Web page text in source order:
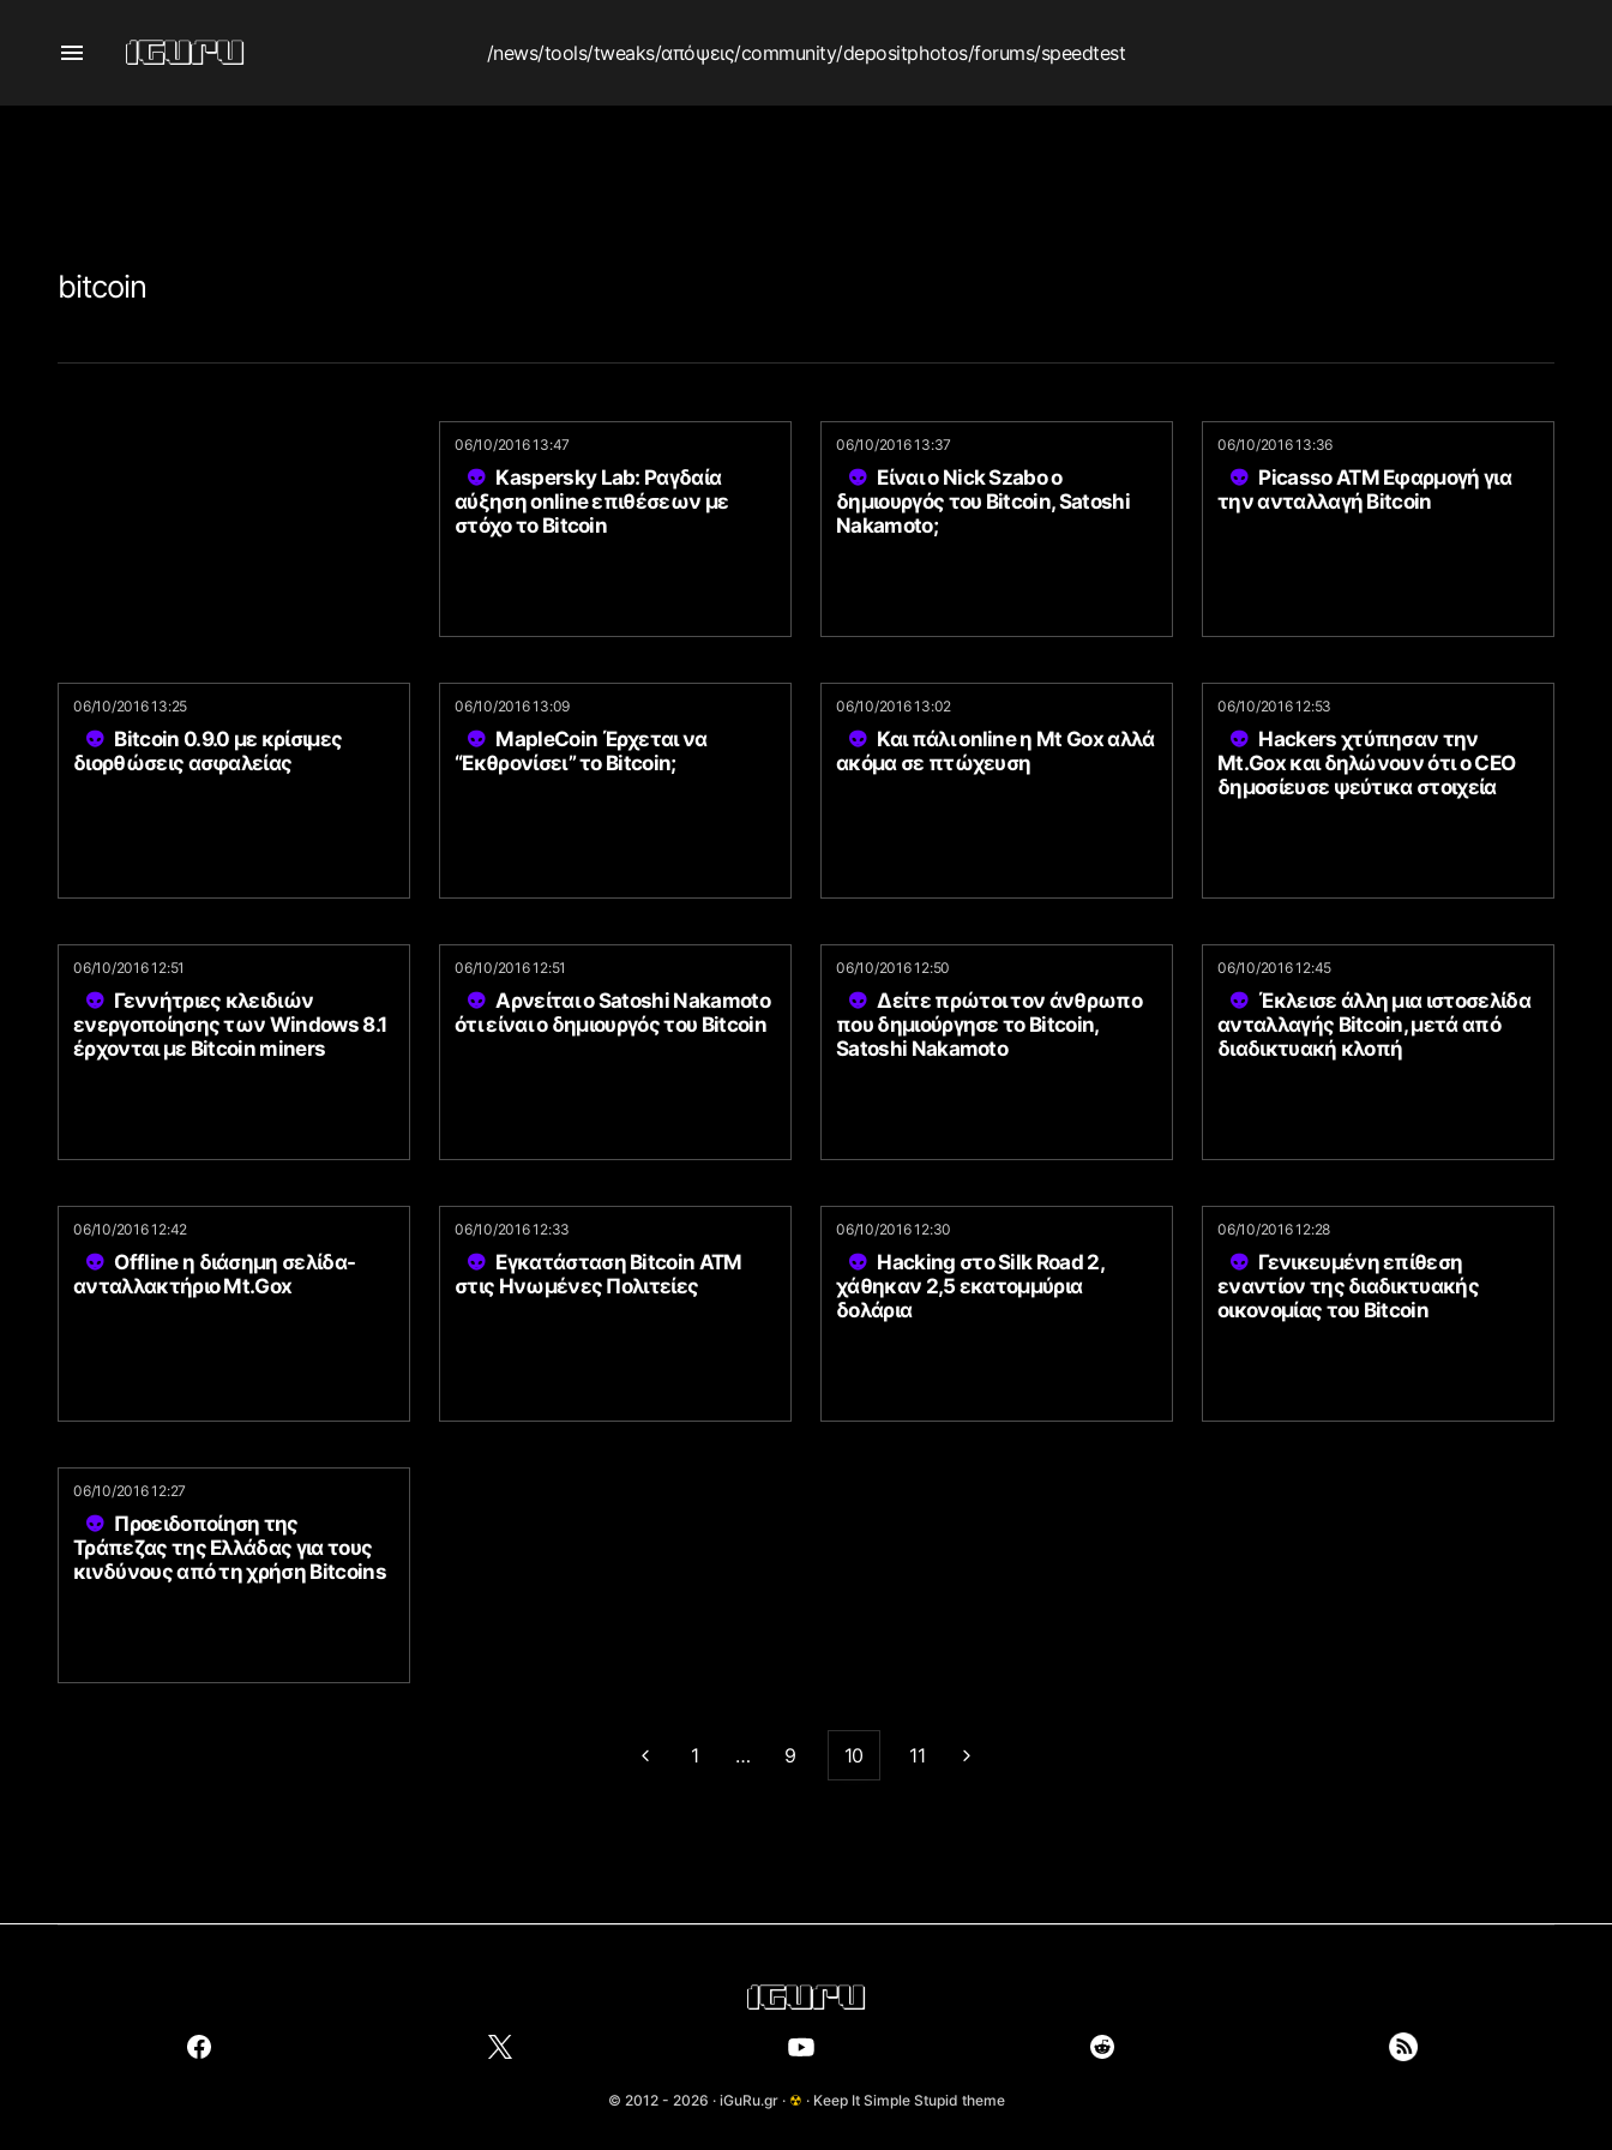
/news/tools/tweaks/απόψεις/community/depositphotos/forums/speedtest
bitcoin
06/10/2016 13:47
Kaspersky Lab: Ραγδαία
αύξηση online επιθέσεων με
στόχο το Bitcoin
06/10/2016 13:37
Είναι ο Nick Szabo ο
δημιουργός του Bitcoin, Satoshi
Nakamoto;
06/10/2016 13:36
Picasso ATM Εφαρμογή για
την ανταλλαγή Bitcoin
06/10/2016 13:25
Bitcoin 0.9.0 με κρίσιμες
διορθώσεις ασφαλείας
06/10/2016 13:09
MapleCoin Έρχεται να
“Εκθρονίσει” το Bitcoin;
06/10/2016 13:02
Και πάλι online η Mt Gox αλλά
ακόμα σε πτώχευση
06/10/2016 12:53
Hackers χτύπησαν την
Mt.Gox και δηλώνουν ότι ο CEO
δημοσίευσε ψεύτικα στοιχεία
06/10/2016 12:51
Γεννήτριες κλειδιών
ενεργοποίησης των Windows 8.1
έρχονται με Bitcoin miners
06/10/2016 12:51
Αρνείται ο Satoshi Nakamoto
ότι είναι ο δημιουργός του Bitcoin
06/10/2016 12:50
Δείτε πρώτοι τον άνθρωπο
που δημιούργησε το Bitcoin,
Satoshi Nakamoto
06/10/2016 12:45
Έκλεισε άλλη μια ιστοσελίδα
ανταλλαγής Bitcoin, μετά από
διαδικτυακή κλοπή
06/10/2016 12:42
Offline η διάσημη σελίδα-
ανταλλακτήριο Mt.Gox
06/10/2016 12:33
Εγκατάσταση Bitcoin ATM
στις Ηνωμένες Πολιτείες
06/10/2016 12:30
Hacking στο Silk Road 2,
χάθηκαν 2,5 εκατομμύρια
δολάρια
06/10/2016 12:28
Γενικευμένη επίθεση
εναντίον της διαδικτυακής
οικονομίας του Bitcoin
06/10/2016 12:27
Προειδοποίηση της
Τράπεζας της Ελλάδας για τους
κινδύνους από τη χρήση Bitcoins
1 … 9 10 11
© 2012 - 2026 · iGuRu.gr · ☢ · Keep It Simple Stupid theme